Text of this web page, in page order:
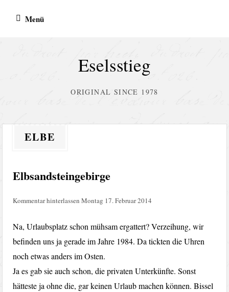
Inhalt Menü
Eselsstieg
ORIGINAL SINCE 1978
ELBE
Elbsandsteingebirge
Kommentar hinterlassen Montag 17. Februar 2014
Na, Urlaubsplatz schon mühsam ergattert? Verzeihung, wir
befinden uns ja gerade im Jahre 1984. Da tickten die Uhren
noch etwas anders im Osten.
Ja es gab sie auch schon, die privaten Unterkünfte. Sonst
hätteste ja ohne die, gar keinen Urlaub machen können. Bissel